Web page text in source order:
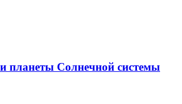
планеты Солнечной системы